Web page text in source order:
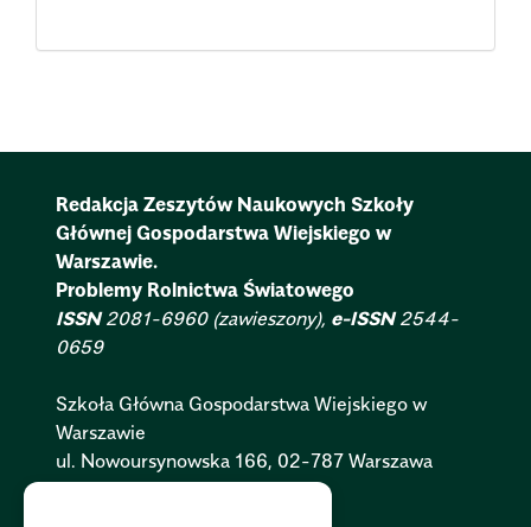
Redakcja Zeszytów Naukowych Szkoły
Głównej Gospodarstwa Wiejskiego w
Warszawie.
Problemy Rolnictwa Światowego
ISSN2081-6960 (zawieszony), e-ISSN2544-
0659
Szkoła Główna Gospodarstwa Wiejskiego w
Warszawie
ul. Nowoursynowska 166, 02-787 Warszawa